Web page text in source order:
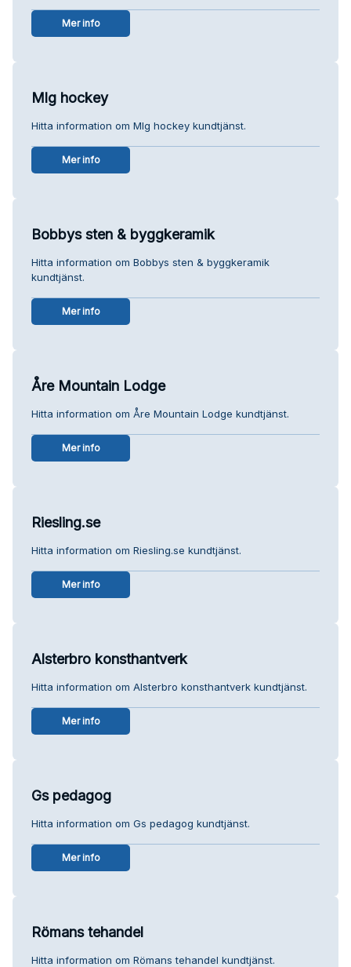
Mer info
Mlg hockey
Hitta information om Mlg hockey kundtjänst.
Mer info
Bobbys sten & byggkeramik
Hitta information om Bobbys sten & byggkeramik
kundtjänst.
Mer info
Åre Mountain Lodge
Hitta information om Åre Mountain Lodge kundtjänst.
Mer info
Riesling.se
Hitta information om Riesling.se kundtjänst.
Mer info
Alsterbro konsthantverk
Hitta information om Alsterbro konsthantverk kundtjänst.
Mer info
Gs pedagog
Hitta information om Gs pedagog kundtjänst.
Mer info
Römans tehandel
Hitta information om Römans tehandel kundtjänst.